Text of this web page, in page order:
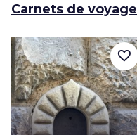
Carnets de voyage
favorite_border